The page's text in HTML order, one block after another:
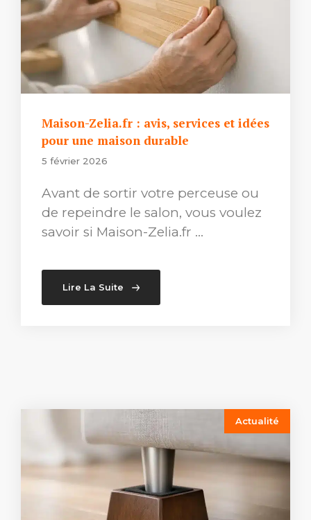
Maison-Zelia.fr : avis, services et idées
pour une maison durable
5 février 2026
Avant de sortir votre perceuse ou
de repeindre le salon, vous voulez
savoir si Maison-Zelia.fr …
Lire La Suite
Actualité